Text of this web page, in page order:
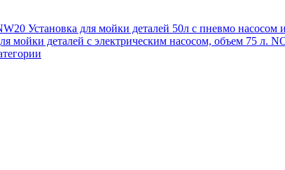
Установка для мойки деталей 50л с пневмо насосом
мойки деталей с электрическим насосом, объем 75 л.